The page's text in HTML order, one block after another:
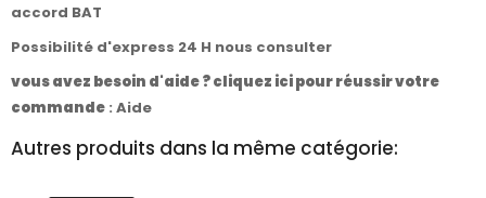
accord BAT
Possibilité d'express 24 H nous consulter
vous avez besoin d'aide ? cliquez ici pour réussir votre
commande : Aide
Autres produits dans la même catégorie: